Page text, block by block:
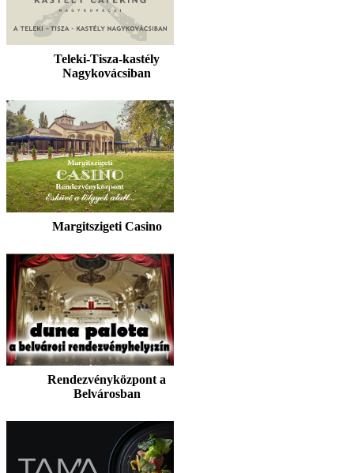
Teleki-Tisza-kastély
Nagykovácsiban
Margitszigeti Casino
Rendezvényközpont a
Belvárosban